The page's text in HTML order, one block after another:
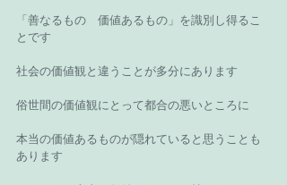
「善なるもの　価値あるもの」を識別し得るこ
とです
社会の価値観と違うことが多分にあります
俗世間の価値観にとって都合の悪いところに
本当の価値あるものが隠れていると思うことも
あります